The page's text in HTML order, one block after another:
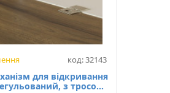
код: 32143
для відкривання
з тросом